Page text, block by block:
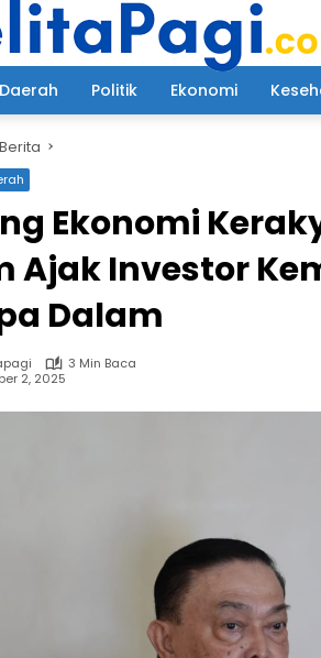
Daerah Politik Ekonomi
Berita
Ekonomi
Ajak Investor
Dalam
3 Min Baca
2, 2025